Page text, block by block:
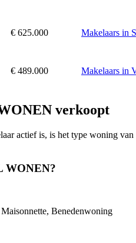
€ 625.000 Makelaars in
€ 489.000 Makelaars in
verkoopt
actief is, is het type woning
WONEN?
Benedenwoning